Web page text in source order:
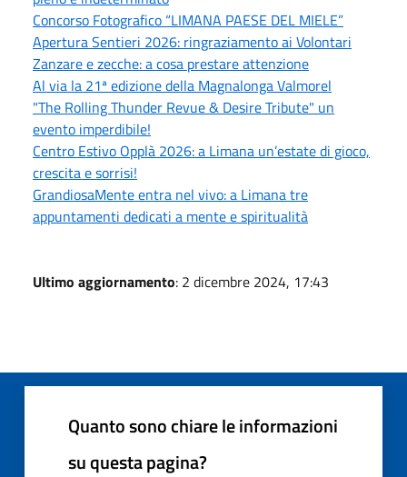
Concorso Fotografico “LIMANA PAESE DEL MIELE”
Apertura Sentieri 2026: ringraziamento ai Volontari
Zanzare e zecche: a cosa prestare attenzione
Al via la 21ª edizione della Magnalonga Valmorel
"The Rolling Thunder Revue & Desire Tribute" un
evento imperdibile!
Centro Estivo Opplà 2026: a Limana un’estate di gioco,
crescita e sorrisi!
GrandiosaMente entra nel vivo: a Limana tre
appuntamenti dedicati a mente e spiritualità
Ultimo aggiornamento: 2 dicembre 2024, 17:43
Quanto sono chiare le informazioni
su questa pagina?